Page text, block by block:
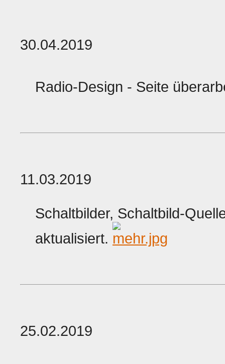
30.04.2019
Radio-Design - Seite
11.03.2019
Schaltbilder, Schaltbild-
aktualisiert.
25.02.2019